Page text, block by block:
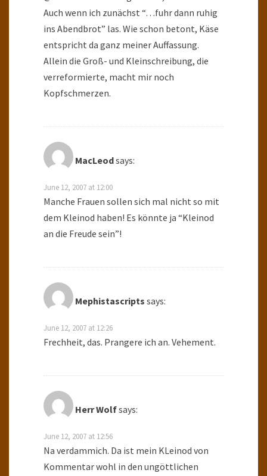
Auch wenn ich zunächst “…fuhr dann ruhig
ins Abendbrot” las. Wie schon betont, Käse
entspricht da ganz meiner Auffassung.
Allein die Groß- und Kleinschreibung, die
verreformierte, macht mir noch
Kopfschmerzen.
MacLeodsays:
June 12, 2007 at 12:00
Manche Frauen sollen sich mal nicht so mit
dem Kleinod haben! Es könnte ja “Kleinod
an die Freude sein”!
Mephistascripts says:
June 12, 2007 at 12:26
Frechheit, das. Prangere ich an. Vehement.
Herr Wolfsays:
June 12, 2007 at 12:56
Na verdammich. Da ist mein KLeinod von
Kommentar wohl in den ungöttlichen